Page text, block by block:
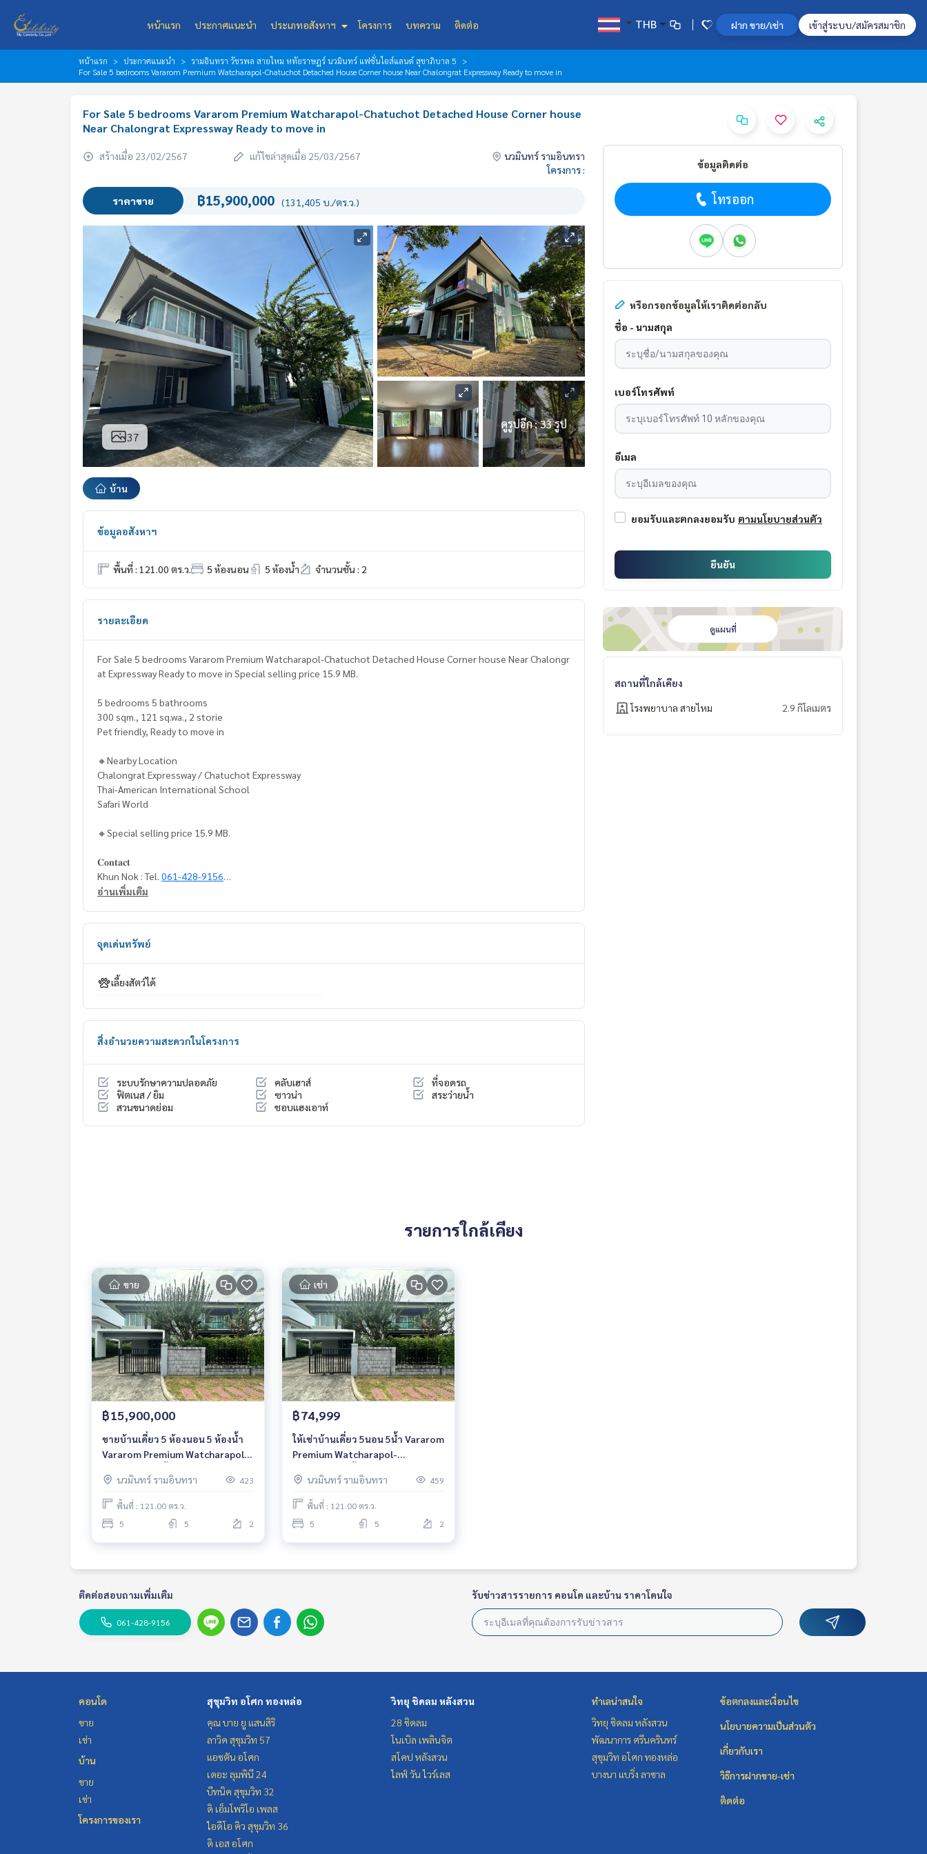
หน้าแรก ประกาศแนะนำ ประเภทอสังหาฯ โครงการ บทความ ติดต่อ THB ฝาก ขาย/เช่า เข้าสู่ระบบ/สมัครสมาชิก
หน้าแรก ประกาศแนะนำ
รามอินทรา วัชรพล สายไหม หทัยราษฎร์ นวมินทร์ แฟชั่นไอส์แลนด์ สุขาภิบาล 5
For Sale 5 bedrooms Vararom Premium Watcharapol-Chatuchot Detached House Corner house Near Chalongrat Expressway Ready to move in
For Sale 5 bedrooms Vararom Premium Watcharapol-Chatuchot Detached House Corner house
Near Chalongrat Expressway Ready to move in
สร้างเมื่อ 23/02/2567 แก้ไขล่าสุดเมื่อ 25/03/2567
นวมินทร์ รามอินทรา
โครงการ :
ราคาขาย ฿15,900,000 (131,405 บ./ตร.ว.)
37
ดูรูปอีก : 33 รูป
บ้าน
ข้อมูลอสังหาฯ
พื้นที่ : 121.00 ตร.ว. 5 ห้องนอน 5 ห้องน้ำ จำนวนชั้น : 2
รายละเอียด
For Sale 5 bedrooms Vararom Premium Watcharapol-Chatuchot Detached House Corner house Near Chalongr
at Expressway Ready to move in Special selling price 15.9 MB.
5 bedrooms 5 bathrooms
300 sqm., 121 sq.wa., 2 storie
Pet friendly, Ready to move in
🔸Nearby Location
Chalongrat Expressway / Chatuchot Expressway
Thai-American International School
Safari World
🔸Special selling price 15.9 MB.
𝐂𝐨𝐧𝐭𝐚𝐜𝐭
Khun Nok : Tel. 061-428-9156
Whats app :
Service You Can Trust.
#luxury #LuxuryCondominium #Luxurycondo #condominium #rent # condo #condo Bangkok #Bangkok Con
do #Condo for rent #For rent #Condorental #RentSellCondoBangkok #rentcondo #rentalproperty #rental
#Luxurycondoforrent #Condo near the BTS #Condo #MCRE #realestateagent #BTS #shoppingmall #nearsc
hool #shoppingmall #singlehouse #detachedhouses #townhouse #townhome #Wararom Premium Watchar
apol-Chatuchot #Watcharapol-Chatuchot ##Watcharapol #Chatuchot #Chalongrat Expressway #Chatuchot
อ่านเพิ่มเติม
จุดเด่นทรัพย์
เลี้ยงสัตว์ได้
สิ่งอำนวยความสะดวกในโครงการ
ระบบรักษาความปลอดภัย คลับเฮาส์
ที่จอดรถ
ฟิตเนส / ยิม
ซาวน่า
สระว่ายน้ำ
สวนขนาดย่อม
ชอบแฮงเอาท์
ข้อมูลติดต่อ
โทรออก
หรือกรอกข้อมูลให้เราติดต่อกลับ
ชื่อ - นามสกุล
เบอร์โทรศัพท์
อีเมล
ยอมรับและตกลงยอมรับ ตามนโยบายส่วนตัว
ยืนยัน
ดูแผนที่
สถานที่ใกล้เคียง
โรงพยาบาล สายไหม
2.9 กิโลเมตร
รายการใกล้เคียง
ขาย
฿15,900,000
ขายบ้านเดี่ยว 5 ห้องนอน 5 ห้องน้ำ
Vararom Premium Watcharapol-
ทางด่วนฉลองรัช บ้านเปล่า
นวมินทร์ รามอินทรา 423
พื้นที่ : 121.00 ตร.ว.
5
5 2
เช่า
฿74,999
ให้เช่าบ้านเดี่ยว 5นอน 5น้ำ Vararom
Premium Watcharapol-
ทางด่วนฉลองรัช
นวมินทร์ รามอินทรา 459
พื้นที่ : 121.00 ตร.ว.
5
5 2
ติดต่อสอบถามเพิ่มเติม
061-428-9156
รับข่าวสารรายการ คอนโด และบ้าน ราคาโดนใจ
คอนโด
ขาย
เช่า
บ้าน
ขาย
เช่า
โครงการของเรา
สุขุมวิท อโศก ทองหล่อ
คุณ บาย ยู แสนสิริ
ลาวิค สุขุมวิท 57
แอชตัน อโศก
เดอะ ลุมพินี 24
บีทนิค สุขุมวิท 32
ดิ เอ็มโพริโอ เพลส
ไอดีโอ คิว สุขุมวิท 36
ดิ เอส อโศก
วิทยุ ชิดลม หลังสวน
28 ชิดลม
โนเบิล เพลินจิต
สโคป หลังสวน
ไลฟ์ วัน ไวร์เลส
ทำเลน่าสนใจ
วิทยุ ชิดลม หลังสวน
พัฒนาการ ศรีนครินทร์
สุขุมวิท อโศก ทองหล่อ
บางนา แบริ่ง ลาซาล
ข้อตกลงและเงื่อนไข
นโยบายความเป็นส่วนตัว
เกี่ยวกับเรา
วิธีการฝากขาย-เช่า
ติดต่อ